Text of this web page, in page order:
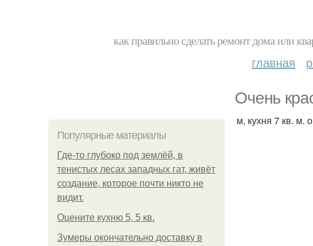
как правильно сделать ремонт дома или
главная
Очень
Популярные материалы
Где-то глубоко под землёй, в
тенистых лесах западных гат, живёт
создание, которое почти никто не
видит.
Оцените кухню 5, 5 кв.
Зумеры окончательно доставку в
м, кухня 7 кв. м.